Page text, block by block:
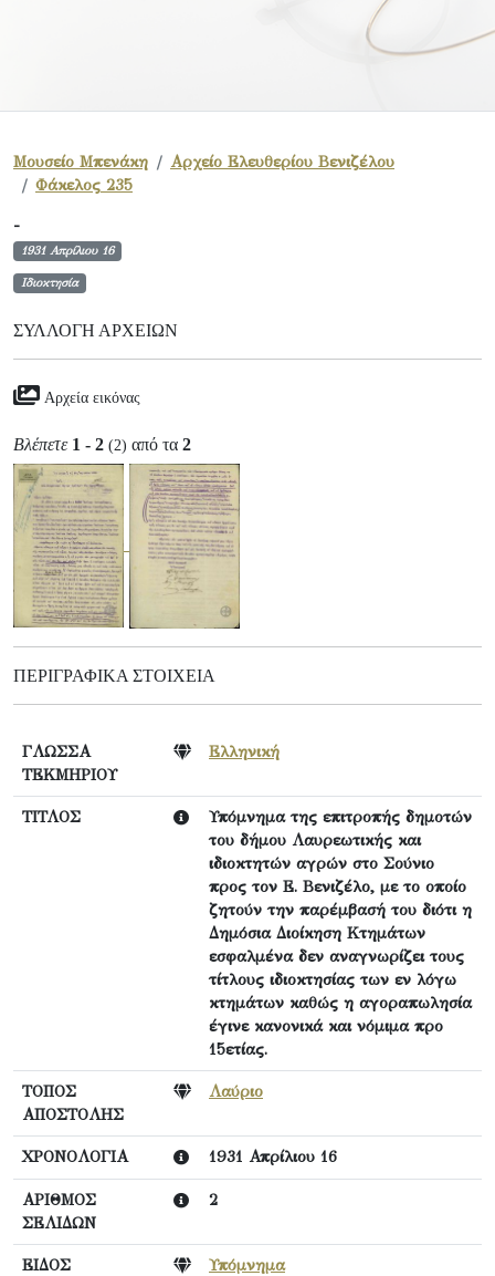
Μουσείο Μπενάκη
Αρχείο Ελευθερίου Βενιζέλου
Φάκελος 235
-
1931 Απρίλιου 16
Ιδιοκτησία
ΣΥΛΛΟΓΉ ΑΡΧΕΊΩΝ
Αρχεία εικόνας
Βλέπετε 1 - 2 (2) από τα 2
ΠΕΡΙΓΡΑΦΙΚΆ ΣΤΟΙΧΕΊΑ
ΓΛΩΣΣΑ
ΤΕΚΜΗΡΙΟΥ
Ελληνική
ΤΙΤΛΟΣ
Υπόμνημα της επιτροπής δημοτών
του δήμου Λαυρεωτικής και
ιδιοκτητών αγρών στο Σούνιο
προς τον Ε. Βενιζέλο, με το οποίο
ζητούν την παρέμβασή του διότι η
Δημόσια Διοίκηση Κτημάτων
εσφαλμένα δεν αναγνωρίζει τους
τίτλους ιδιοκτησίας των εν λόγω
κτημάτων καθώς η αγοραπωλησία
έγινε κανονικά και νόμιμα προ
15ετίας.
ΤΟΠΟΣ
ΑΠΟΣΤΟΛΗΣ
Λαύριο
ΧΡΟΝΟΛΟΓΙΑ 1931 Απρίλιου 16
ΑΡΙΘΜΟΣ
ΣΕΛΙΔΩΝ
2
ΕΙΔΟΣ
Υπόμνημα